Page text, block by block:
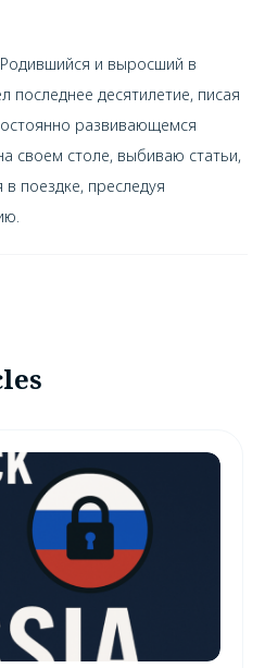
и выросший в
последнее десятилетие, писая
развивающемся
своем столе, выбиваю статьи,
поездке, преследуя